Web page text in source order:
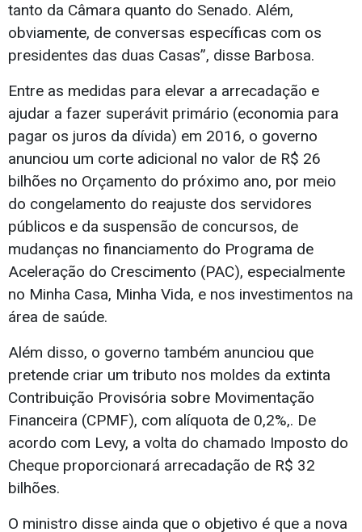
tanto da Câmara quanto do Senado. Além,
obviamente, de conversas específicas com os
presidentes das duas Casas”, disse Barbosa.
Entre as medidas para elevar a arrecadação e
ajudar a fazer superávit primário (economia para
pagar os juros da dívida) em 2016, o governo
anunciou um corte adicional no valor de R$ 26
bilhões no Orçamento do próximo ano, por meio
do congelamento do reajuste dos servidores
públicos e da suspensão de concursos, de
mudanças no financiamento do Programa de
Aceleração do Crescimento (PAC), especialmente
no Minha Casa, Minha Vida, e nos investimentos na
área de saúde.
Além disso, o governo também anunciou que
pretende criar um tributo nos moldes da extinta
Contribuição Provisória sobre Movimentação
Financeira (CPMF), com alíquota de 0,2%,. De
acordo com Levy, a volta do chamado Imposto do
Cheque proporcionará arrecadação de R$ 32
bilhões.
O ministro disse ainda que o objetivo é que a nova